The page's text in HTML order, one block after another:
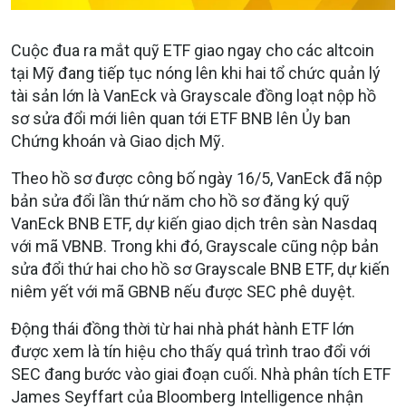
Cuộc đua ra mắt quỹ ETF giao ngay cho các altcoin
tại Mỹ đang tiếp tục nóng lên khi hai tổ chức quản lý
tài sản lớn là VanEck và Grayscale đồng loạt nộp hồ
sơ sửa đổi mới liên quan tới ETF BNB lên Ủy ban
Chứng khoán và Giao dịch Mỹ.
Theo hồ sơ được công bố ngày 16/5, VanEck đã nộp
bản sửa đổi lần thứ năm cho hồ sơ đăng ký quỹ
VanEck BNB ETF, dự kiến giao dịch trên sàn Nasdaq
với mã VBNB. Trong khi đó, Grayscale cũng nộp bản
sửa đổi thứ hai cho hồ sơ Grayscale BNB ETF, dự kiến
niêm yết với mã GBNB nếu được SEC phê duyệt.
Động thái đồng thời từ hai nhà phát hành ETF lớn
được xem là tín hiệu cho thấy quá trình trao đổi với
SEC đang bước vào giai đoạn cuối. Nhà phân tích ETF
James Seyffart của Bloomberg Intelligence nhận